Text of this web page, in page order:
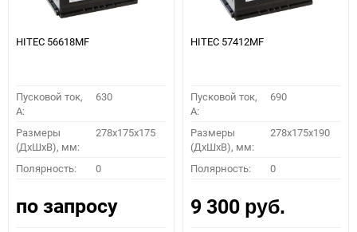
HITEC 56618MF
Пусковой ток,
A:
630
Размеры
(ДхШхВ), мм:
278x175x175
Полярность: 0
по запросу
HITEC 57412MF
Пусковой ток,
A:
690
Размеры
(ДхШхВ), мм:
278x175x190
Полярность: 0
9 300 руб.